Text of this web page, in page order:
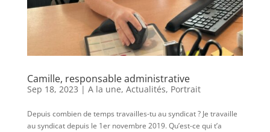
Camille, responsable administrative
Sep 18, 2023 | A la une, Actualités, Portrait
Depuis combien de temps travailles-tu au syndicat ? Je travaille
au syndicat depuis le 1er novembre 2019. Qu’est-ce qui t’a